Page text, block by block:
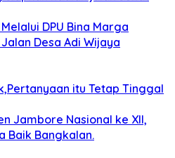
DPU Bina Marga
Desa Adi Wijaya
itu Tetap Tinggal
Jambore Nasional ke XII,
Baik Bangkalan.